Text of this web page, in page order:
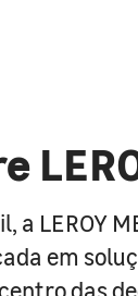
a LEROY
em
das